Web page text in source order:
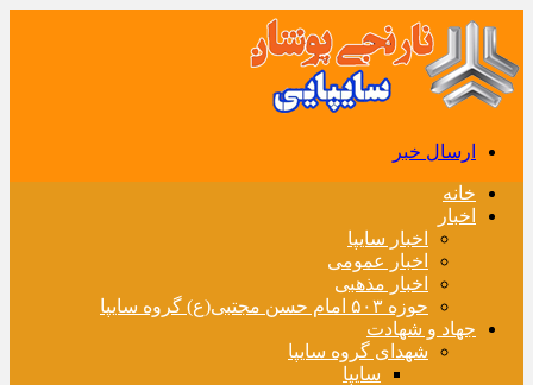
ارسال خبر
خانه
اخبار
اخبار سایپا
اخبار عمومی
اخبار مذهبی
حوزه ۵۰۳ امام حسن مجتبی(ع) گروه سایپا
جهاد و شهادت
شهدای گروه سایپا
سایپا